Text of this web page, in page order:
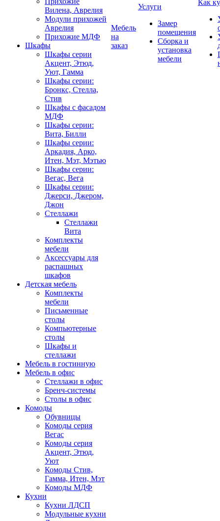
Вилена, Аврелия
Модули прихожей
Аврелия
Прихожие МДФ
Шкафы
Шкафы серии
Акцент, Этюд,
Уют, Гамма
Шкафы серии:
Бронкс, Стелла,
Стив
Шкафы с фасадом
МДФ
Шкафы серии:
Вита, Билли
Шкафы серии:
Аркадия, Арко,
Итен, Мэт, Мэтью
Шкафы серии:
Вегас, Вега
Шкафы серии:
Джерси, Джером,
Джон
Стеллажи
Стеллажи
Вита
Комплекты
мебели
Аксессуары для
распашных
шкафов
Детская мебель
Комплекты
мебели
Письменные
столы
Компьютерные
столы
Шкафы и
стеллажи
Мебель в гостинную
Мебель в офис
Стеллажи в офис
Бренч-системы
Столы в офис
Комоды
Обувницы
Комоды серия
Вегас
Комоды серия
Акцент, Этюд,
Уют
Комоды Стив,
Гамма, Итен, Мэт
Комоды МДФ
Кухни
Кухни ЛДСП
Модульные кухни
Мебель
на
заказ
Услуги
Замер
помещения
Сборка и
установка
мебели
Как